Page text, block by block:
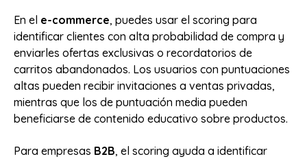
En el e-commerce, puedes usar el scoring para
identificar clientes con alta probabilidad de compra y
enviarles ofertas exclusivas o recordatorios de
carritos abandonados. Los usuarios con puntuaciones
altas pueden recibir invitaciones a ventas privadas,
mientras que los de puntuación media pueden
beneficiarse de contenido educativo sobre productos.
Para empresas B2B, el scoring ayuda a identificar